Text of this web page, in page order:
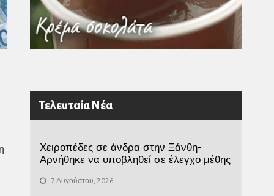
Τελευταία Νέα
Χειροπέδες σε άνδρα στην Ξάνθη-
Αρνήθηκε να υποβληθεί σε έλεγχο μέθης
7 Αυγούστου, 2026